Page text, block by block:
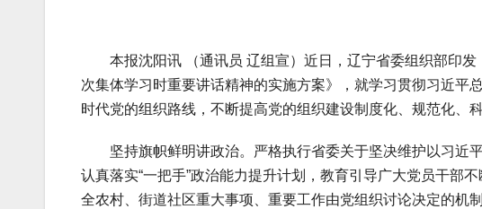
本报沈阳讯 （通讯员 辽组宣）近日，辽宁省委组织部印发
次集体学习时重要讲话精神的实施方案》，就学习贯彻习近平
时代党的组织路线，不断提高党的组织建设制度化、规范化、
坚持旗帜鲜明讲政治。严格执行省委关于坚决维护以习近平
认真落实“一把手”政治能力提升计划，教育引导广大党员干部不
全农村、街道社区重大事项、重要工作由党组织讨论决定的机